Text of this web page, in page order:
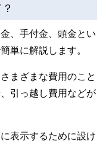
、手付金、頭金とい
単に解説します。
まざまな費用のこと
引っ越し費用などが
表示するために設け